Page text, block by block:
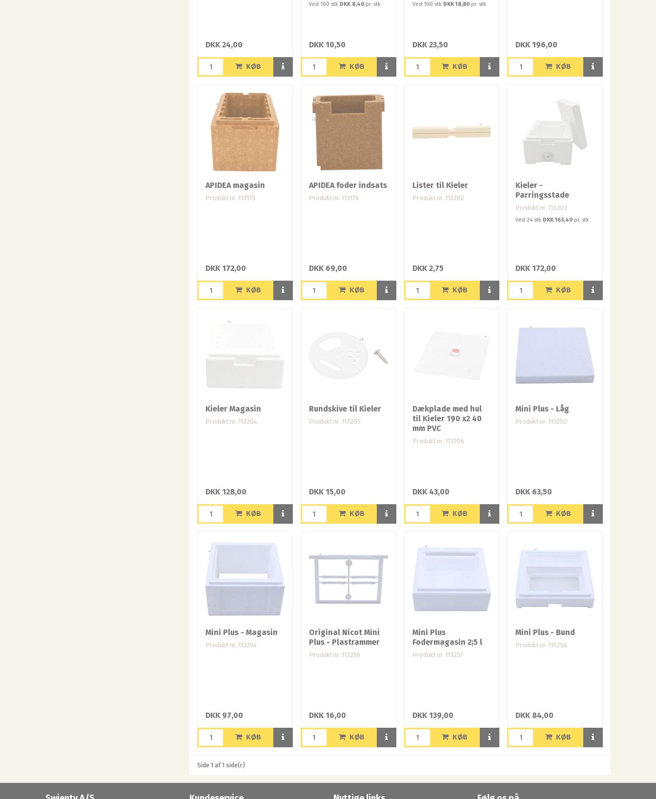
DKK 24,00
KØB
Ved 100 stk DKK 8,40pr. stk
DKK 10,50
KØB
Ved 100 stk DKK 18,80pr. stk
DKK 23,50
KØB
DKK 196,00
KØB
APIDEA magasin
Produkt nr. 113175
DKK 172,00
KØB
APIDEA foder indsats
Produkt nr. 113176
DKK 69,00
KØB
Lister til Kieler
Produkt nr. 113202
DKK 2,75
KØB
Kieler -
Parringsstade
Produkt nr. 113203
Ved 24 stk DKK 163,40 pr. stk
DKK 172,00
KØB
Kieler Magasin
Produkt nr. 113204
DKK 128,00
KØB
Rundskive til Kieler
Produkt nr. 113205
DKK 15,00
KØB
Dækplade med hul
til Kieler 190 x2 40
mm PVC
Produkt nr. 113206
DKK 43,00
KØB
Mini Plus - Låg
Produkt nr. 113250
DKK 63,50
KØB
Mini Plus - Magasin
Produkt nr. 113254
DKK 97,00
KØB
Original Nicot Mini
Plus - Plastrammer
Produkt nr. 113256
DKK 16,00
KØB
Mini Plus
Fodermagasin 2;5 l
Produkt nr. 113257
DKK 139,00
KØB
Mini Plus - Bund
Produkt nr. 113258
DKK 84,00
KØB
Side 1 af 1 side(r)